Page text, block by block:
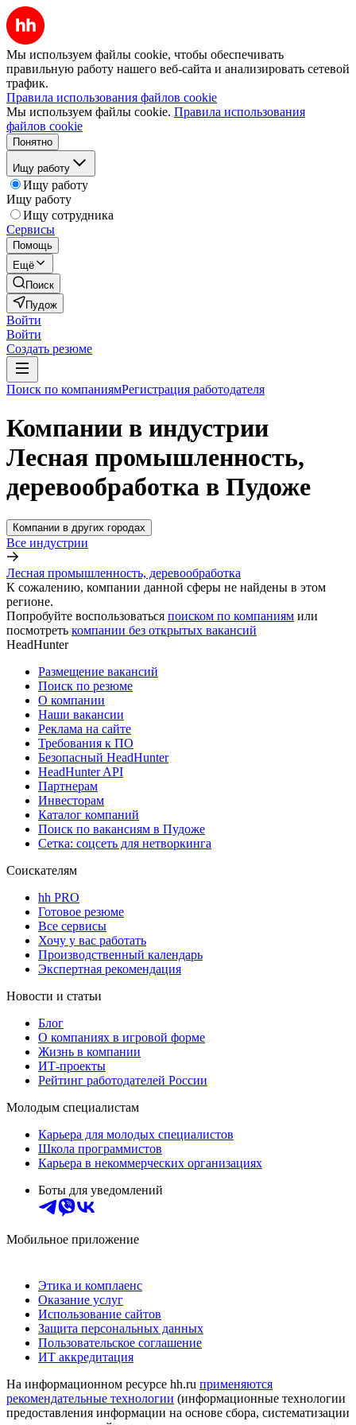
Мы используем файлы cookie, чтобы обеспечивать
правильную работу нашего веб-сайта и анализировать сетевой
трафик.
Правила использования файлов cookie
Мы используем файлы cookie. Правила использования
файлов cookie
Понятно
Ищу работу
Ищу работу
Ищу работу
Ищу сотрудника
Сервисы
Помощь
Ещё
Поиск
Пудож
Войти
Войти
Создать резюме
Поиск по компаниямРегистрация работодателя
Компании в индустрии
Лесная промышленность,
деревообработка в Пудоже
Компании в других городах
Все индустрии
Лесная промышленность, деревообработка
К сожалению, компании данной сферы не найдены в этом
регионе.
Попробуйте воспользоваться поиском по компаниям или
посмотреть компании без открытых вакансий
HeadHunter
Размещение вакансий
Поиск по резюме
О компании
Наши вакансии
Реклама на сайте
Требования к ПО
Безопасный HeadHunter
HeadHunter API
Партнерам
Инвесторам
Каталог компаний
Поиск по вакансиям в Пудоже
Сетка: соцсеть для нетворкинга
Соискателям
hh PRO
Готовое резюме
Все сервисы
Хочу у вас работать
Производственный календарь
Экспертная рекомендация
Новости и статьи
Блог
О компаниях в игровой форме
Жизнь в компании
ИТ-проекты
Рейтинг работодателей России
Молодым специалистам
Карьера для молодых специалистов
Школа программистов
Карьера в некоммерческих организациях
Боты для уведомлений
Мобильное приложение
Этика и комплаенс
Оказание услуг
Использование сайтов
Защита персональных данных
Пользовательское соглашение
ИТ аккредитация
На информационном ресурсе hh.ru применяются
рекомендательные технологии (информационные технологии
предоставления информации на основе сбора, систематизации